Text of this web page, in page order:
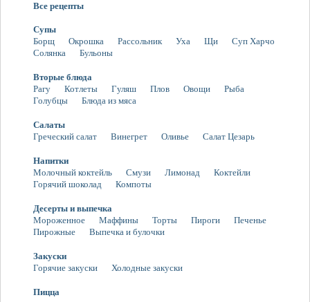
Все рецепты
Супы
Борщ
Окрошка Рассольник Уха Щи
Суп Харчо
Солянка
Бульоны
Вторые блюда
Рагу
Котлеты Гуляш Плов Овощи
Рыба
Голубцы
Блюда из мяса
Салаты
Греческий салат
Винегрет Оливье Салат Цезарь
Напитки
Молочный коктейль
Смузи Лимонад
Коктейли
Горячий шоколад
Компоты
Десерты и выпечка
Мороженное
Маффины Торты Пироги
Печенье
Пирожные
Выпечка и булочки
Закуски
Горячие закуски
Холодные закуски
Пицца